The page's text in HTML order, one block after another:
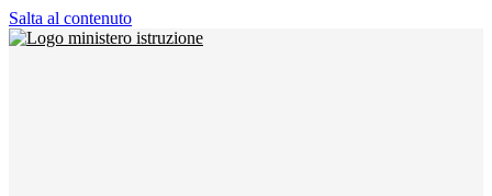
Salta al contenuto